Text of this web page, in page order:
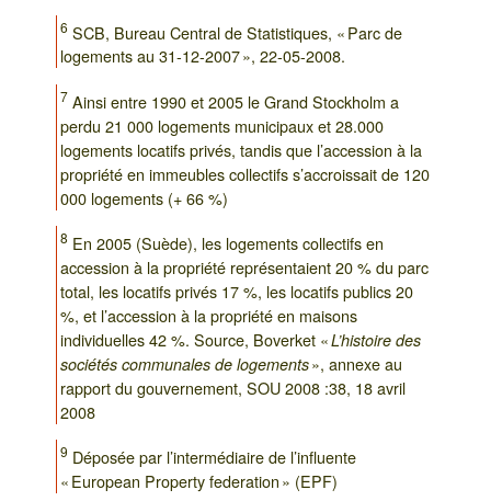
6 SCB, Bureau Central de Statistiques, « Parc de
logements au 31-12-2007 », 22-05-2008.
7 Ainsi entre 1990 et 2005 le Grand Stockholm a
perdu 21 000 logements municipaux et 28.000
logements locatifs privés, tandis que l’accession à la
propriété en immeubles collectifs s’accroissait de 120
000 logements (+ 66 %)
8 En 2005 (Suède), les logements collectifs en
accession à la propriété représentaient 20 % du parc
total, les locatifs privés 17 %, les locatifs publics 20
%, et l’accession à la propriété en maisons
individuelles 42 %. Source, Boverket «L’histoire des
sociétés communales de logements», annexe au
rapport du gouvernement, SOU 2008 :38, 18 avril
2008
9 Déposée par l’intermédiaire de l’influente
« European Property federation » (EPF)